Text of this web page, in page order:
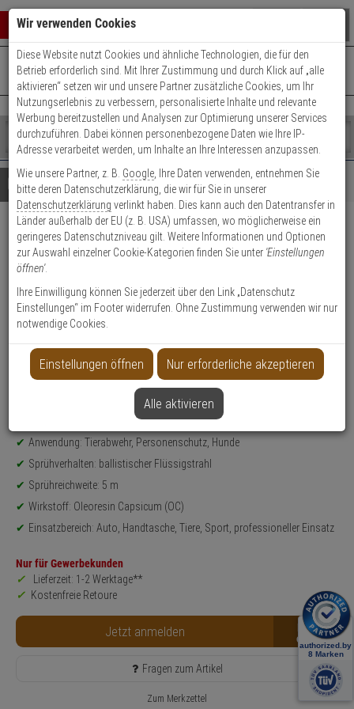
0 ARTIKEL IM WARENKORB
Ihr Warenkorb ist momentan leer.
Ergebnisse ()
Fertig
Shop
durchsuchen
Bitte
geben
Sie
mindestens
Zeichen
ein,
um
Suche
Es
wurde
noch
Kategorien
Suche
gestartet
+49 (0)821 899 493-0Mo. - Do.: 8:00 - 16:30 | Fr.: 8:00 - 14:00 Uhr
Kontaktservice nutzen
Details Beratung
Abus Pfefferspray SDS80
360°, 45ml - ballistisch
3
Anwendung: Tierabwehr, Personenschutz, Hunde
Sprühverhalten: ballistischer Flüssigstrahl
Sprühreichweite: 5 m
Wirkstoff: Oleoresin Capsicum (OC)
Einsatzbereich: Auto, Handtasche, Tiere, Sport, professioneller Einsatz
Nur für Gewerbekunden
Lieferzeit: 1-2 Werktage**
Kostenfreie Retoure
Jetzt anmelden B2B
Fragen zum Artikel
Zum Merkzettel
Wir verwenden Cookies
Diese Website nutzt Cookies und ähnliche Technologien, die für den
Betrieb erforderlich sind. Mit Ihrer Zustimmung und durch Klick auf „alle
aktivieren“ setzen wir und unsere Partner zusätzliche Cookies, um Ihr
Nutzungserlebnis zu verbessern, personalisierte Inhalte und relevante
Werbung bereitzustellen und Analysen zur Optimierung unserer Services
durchzuführen. Dabei können personenbezogene Daten wie Ihre IP-
Adresse verarbeitet werden, um Inhalte an Ihre Interessen anzupassen.
Wie unsere Partner, z. B. Google , Ihre Daten verwenden, entnehmen Sie
bitte deren Datenschutzerklärung, die wir für Sie in unserer
Datenschutzerklärung verlinkt haben. Dies kann auch den Datentransfer in
Länder außerhalb der EU (z. B. USA) umfassen, wo möglicherweise ein
geringeres Datenschutzniveau gilt. Weitere Informationen und Optionen
zur Auswahl einzelner Cookie-Kategorien finden Sie unter 'Einstellungen
öffnen'.
Ihre Einwilligung können Sie jederzeit über den Link „Datenschutz
Einstellungen“ im Footer widerrufen. Ohne Zustimmung verwenden wir nur
notwendige Cookies.
Einstellungen öffnen Nur erforderliche akzeptieren
Alle aktivieren